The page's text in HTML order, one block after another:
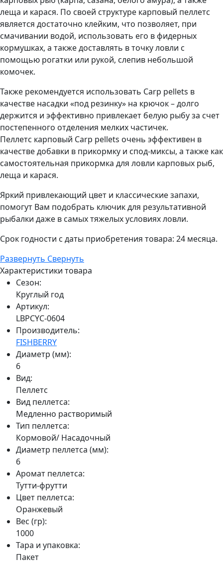
леща и карася. По своей структуре карповый пеллетс
является достаточно клейким, что позволяет, при
смачивании водой, использовать его в фидерных
кормушках, а также доставлять в точку ловли с
помощью рогатки или рукой, слепив небольшой
комочек.
Также рекомендуется использовать Carp pellets в
качестве насадки «под резинку» на крючок – долго
держится и эффективно привлекает белую рыбу за счет
постепенного отделения мелких частичек.
Пеллетс карповый Carp pellets очень эффективен в
качестве добавки в прикормку и спод-миксы, а также как
самостоятельная прикормка для ловли карповых рыб,
леща и карася.
Яркий привлекающий цвет и классические запахи,
помогут Вам подобрать ключик для результативной
рыбалки даже в самых тяжелых условиях ловли.
Срок годности с даты приобретения товара: 24 месяца.
Развернуть Свернуть
Характеристики товара
Сезон:
Круглый год
Артикул:
LBPCYC-0604
Производитель:
FISHBERRY
Диаметр (мм):
6
Вид:
Пеллетс
Вид пеллетса:
Медленно растворимый
Тип пеллетса:
Кормовой/ Насадочный
Диаметр пеллетса (мм):
6
Аромат пеллетса:
Тутти-фрутти
Цвет пеллетса:
Оранжевый
Вес (гр):
1000
Тара и упаковка:
Пакет